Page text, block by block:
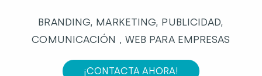
BRANDING, MARKETING, PUBLICIDAD,
COMUNICACIÓN , WEB PARA EMPRESAS
¡CONTACTA AHORA!